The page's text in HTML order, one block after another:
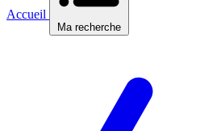
Accueil
Ma recherche